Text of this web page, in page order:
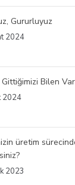
Gururluyuz
2024
Bilen Var
2024
üretim
2023